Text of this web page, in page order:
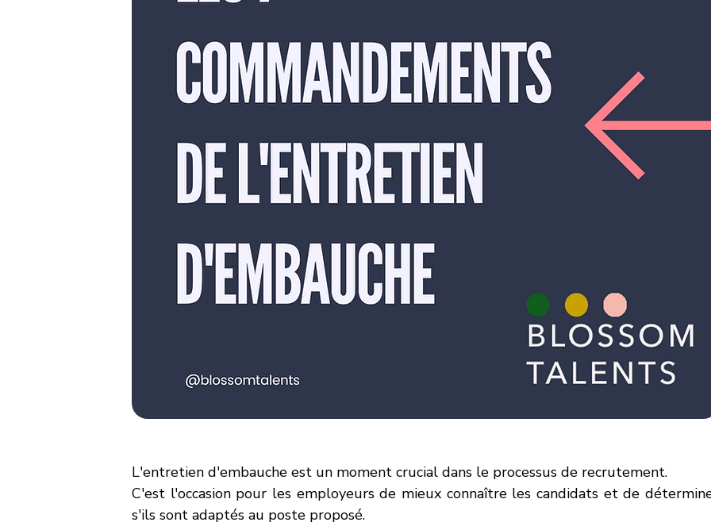
L'entretien d'embauche est un moment crucial dans le processus de recrutement.
C'est l'occasion pour les employeurs de mieux connaître les candidats et de
s'ils sont adaptés au poste proposé.